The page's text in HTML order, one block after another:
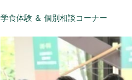
学食体験 ＆ 個別相談コーナー